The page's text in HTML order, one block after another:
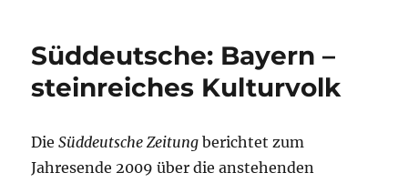
Süddeutsche: Bayern –
steinreiches Kulturvolk
DieSüddeutsche Zeitung berichtet zum
Jahresende 2009 über die anstehenden